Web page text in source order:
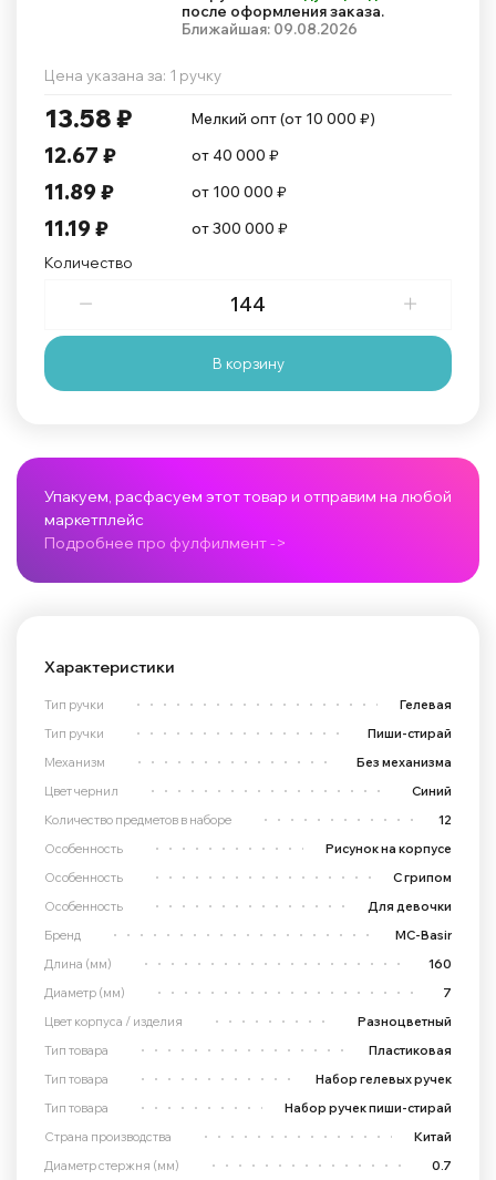
после оформления заказа.
Ближайшая: 09.08.2026
Цена указана за: 1 ручку
13.58 ₽ Мелкий опт (от 10 000 ₽)
12.67 ₽ от 40 000 ₽
11.89 ₽ от 100 000 ₽
11.19 ₽
от 300 000 ₽
Количество
В корзину
Упакуем, расфасуем этот товар и отправим на любой
маркетплейс
Подробнее про фулфилмент ->
Характеристики
Тип ручки
Гелевая
Тип ручки
Пиши-стирай
Механизм
Без механизма
Цвет чернил
Синий
Количество предметов в наборе
12
Особенность
Рисунок на корпусе
Особенность
С грипом
Особенность
Для девочки
Бренд
MC-Basir
Длина (мм)
160
Диаметр (мм)
7
Цвет корпуса / изделия
Разноцветный
Тип товара
Пластиковая
Тип товара
Набор гелевых ручек
Тип товара
Набор ручек пиши-стирай
Страна производства
Китай
Диаметр стержня (мм)
0.7